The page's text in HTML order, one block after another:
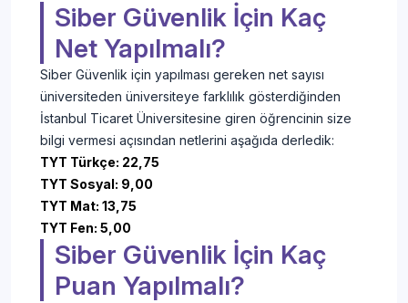
Siber Güvenlik İçin Kaç
Net Yapılmalı?
Siber Güvenlik için yapılması gereken net sayısı
üniversiteden üniversiteye farklılık gösterdiğinden
İstanbul Ticaret Üniversitesine giren öğrencinin size
bilgi vermesi açısından netlerini aşağıda derledik:
TYT Türkçe: 22,75
TYT Sosyal: 9,00
TYT Mat: 13,75
TYT Fen: 5,00
Siber Güvenlik İçin Kaç
Puan Yapılmalı?